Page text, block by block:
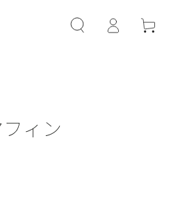
イ
ー
ィン